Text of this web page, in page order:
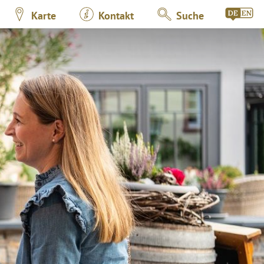
Karte Kontakt Suche